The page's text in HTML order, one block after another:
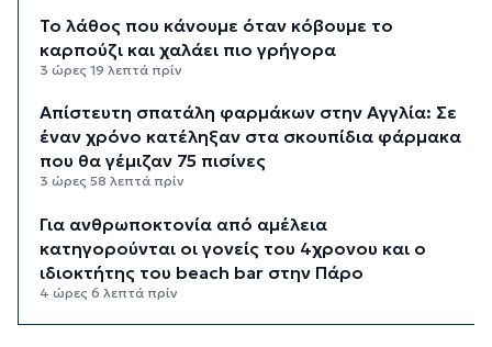
Το λάθος που κάνουμε όταν κόβουμε το
καρπούζι και χαλάει πιο γρήγορα
3 ώρες 19 λεπτά πρίν
Απίστευτη σπατάλη φαρμάκων στην Αγγλία: Σε
έναν χρόνο κατέληξαν στα σκουπίδια φάρμακα
που θα γέμιζαν 75 πισίνες
3 ώρες 58 λεπτά πρίν
Για ανθρωποκτονία από αμέλεια
κατηγορούνται οι γονείς του 4χρονου και ο
ιδιοκτήτης του beach bar στην Πάρο
4 ώρες 6 λεπτά πρίν